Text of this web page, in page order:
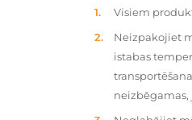
Visiem
Neizpakojiet
istabas